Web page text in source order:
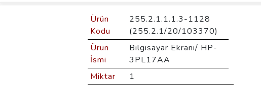
Ürün
Kodu
255.2.1.1.1.3-1128
(255.2.1/20/103370)
Ürün
İsmi
Bilgisayar Ekranı/ HP-
3PL17AA
Miktar
1